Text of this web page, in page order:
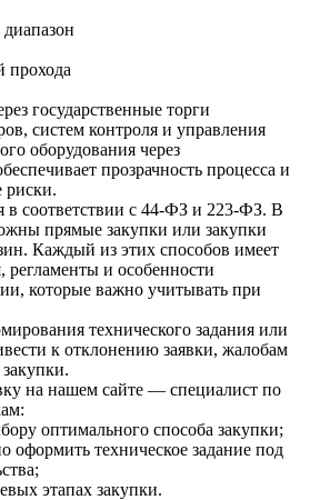
прохода
государственные торги
систем контроля и управления
оборудования через
прозрачность процесса и
риски.
в соответствии с 44-ФЗ и 223-ФЗ. В
прямые закупки или закупки
Каждый из этих способов имеет
регламенты и особенности
которые важно учитывать при
технического задания или
к отклонению заявки, жалобам
на нашем сайте — специалист по
оптимального способа закупки;
оформить техническое задание под
этапах закупки.